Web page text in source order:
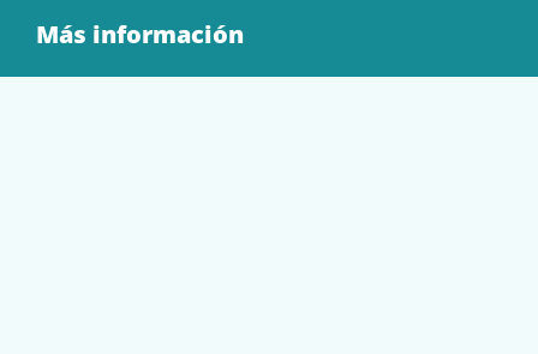
Más información